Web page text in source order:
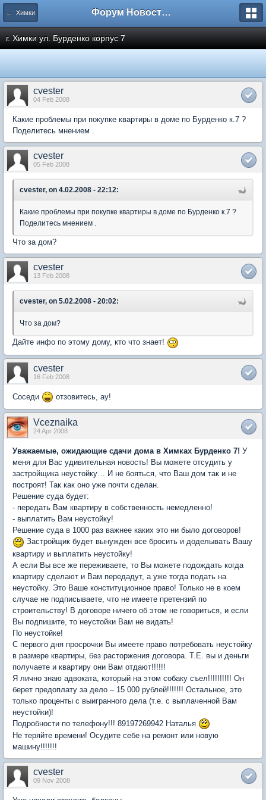
← Химки Форум Новостройки
г. Химки ул. Бурденко корпус 7
cvester
04 Feb 2008
Какие проблемы при покупке квартиры в доме по Бурденко к.7 ?
Поделитесь мнением .
cvester
05 Feb 2008
cvester, on 4.02.2008 - 22:12:
Какие проблемы при покупке квартиры в доме по Бурденко к.7 ?
Поделитесь мнением .
Что за дом?
cvester
13 Feb 2008
cvester, on 5.02.2008 - 20:02:
Что за дом?
Дайте инфо по этому дому, кто что знает!
cvester
16 Feb 2008
Соседи отзовитесь, ау!
Vceznaika
24 Apr 2008
Уважаемые, ожидающие сдачи дома в Химках Бурденко 7! У
меня для Вас удивительная новость! Вы можете отсудить у
застройщика неустойку… И не бояться, что Ваш дом так и не
построят! Так как оно уже почти сделан.
Решение суда будет:
- передать Вам квартиру в собственность немедленно!
- выплатить Вам неустойку!
Решение суда в 1000 раз важнее каких это ни было договоров!
Застройщик будет вынужден все бросить и доделывать Вашу
квартиру и выплатить неустойку!
А если Вы все же переживаете, то Вы можете подождать когда
квартиру сделают и Вам передадут, а уже тогда подать на
неустойку. Это Ваше конституционное право! Только не в коем
случае не подписываете, что не имеете претензий по
строительству! В договоре ничего об этом не говориться, и если
Вы подпишите, то неустойки Вам не видать!
По неустойке!
С первого дня просрочки Вы имеете право потребовать неустойку
в размере квартиры, без расторжения договора. Т.Е. вы и деньги
получаете и квартиру они Вам отдают!!!!!!
Я лично знаю адвоката, который на этом собаку съел!!!!!!!!!! Он
берет предоплату за дело – 15 000 рублей!!!!!!! Остальное, это
только проценты с выигранного дела (т.е. с выплаченной Вам
неустойки)!
Подробности по телефону!!! 89197269942 Наталья
Не теряйте времени! Осудите себе на ремонт или новую
машину!!!!!!!
cvester
09 Nov 2008